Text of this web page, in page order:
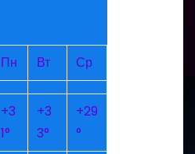
Пн Вт Ср
+3
1°
+3
3°
+29
°